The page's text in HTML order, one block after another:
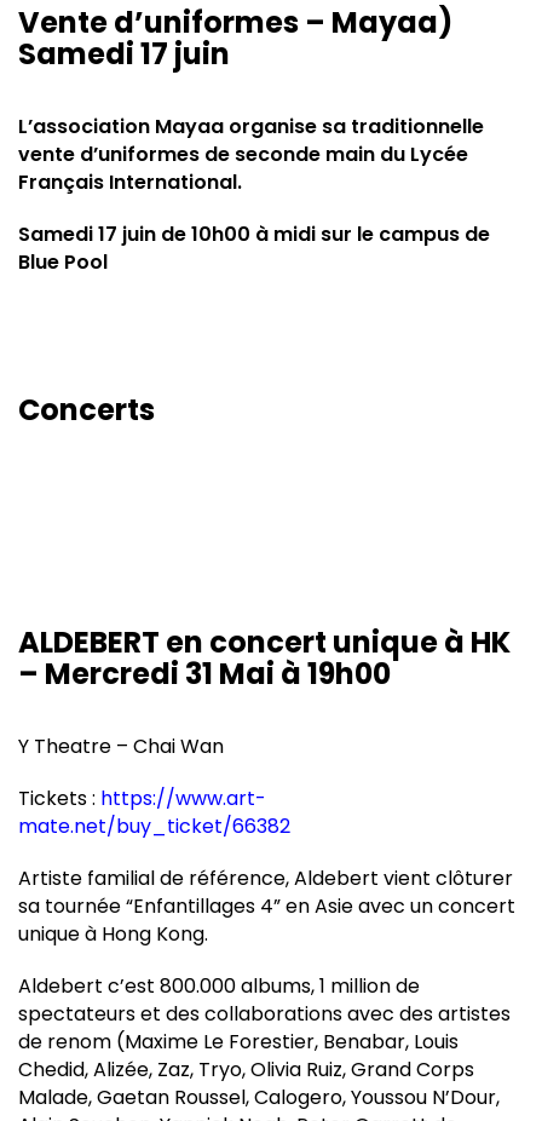
Vente d’uniformes – Mayaa)
Samedi 17 juin
L’association Mayaa organise sa traditionnelle
vente d’uniformes de seconde main du Lycée
Français International.
Samedi 17 juin de 10h00 à midi sur le campus de
Blue Pool
Concerts
ALDEBERT en concert unique à HK
– Mercredi 31 Mai à 19h00
Y Theatre – Chai Wan
Tickets : https://www.art-
mate.net/buy_ticket/66382
Artiste familial de référence, Aldebert vient clôturer
sa tournée “Enfantillages 4” en Asie avec un concert
unique à Hong Kong.
Aldebert c’est 800.000 albums, 1 million de
spectateurs et des collaborations avec des artistes
de renom (Maxime Le Forestier, Benabar, Louis
Chedid, Alizée, Zaz, Tryo, Olivia Ruiz, Grand Corps
Malade, Gaetan Roussel, Calogero, Youssou N’Dour,